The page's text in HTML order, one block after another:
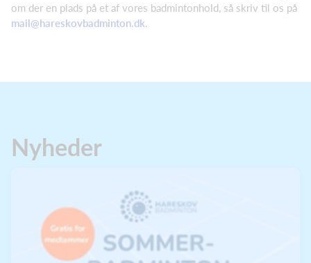
om der en plads på et af vores badmintonhold, så skriv til os på
mail@hareskovbadminton.dk
Nyheder